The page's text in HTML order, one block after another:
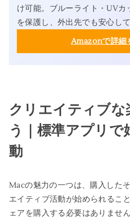
け可能。ブルーライト・UVカ
を保護し、外出先でも安心し
Amazonで詳細
クリエイティブ
う｜標準アプリで
動
Macの魅力の一つは、購入した
エイティブ活動が始められるこ
ェアを購入する必要はありませ